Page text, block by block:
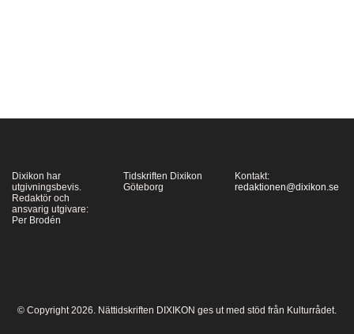
uppfann en litterär
men…
Dixikon har
utgivningsbevis.
Redaktör och
ansvarig utgivare:
Per Brodén
Tidskriften Dixikon
Göteborg
Kontakt:
redaktionen@dixikon.se
© Copyright 2026. Nättidskriften DIXIKON ges ut med stöd från Kulturrådet.